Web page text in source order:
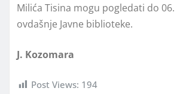
Milića Tisina mogu pogledati do
ovdašnje Javne biblioteke.
J. Kozomara
Post Views: 194